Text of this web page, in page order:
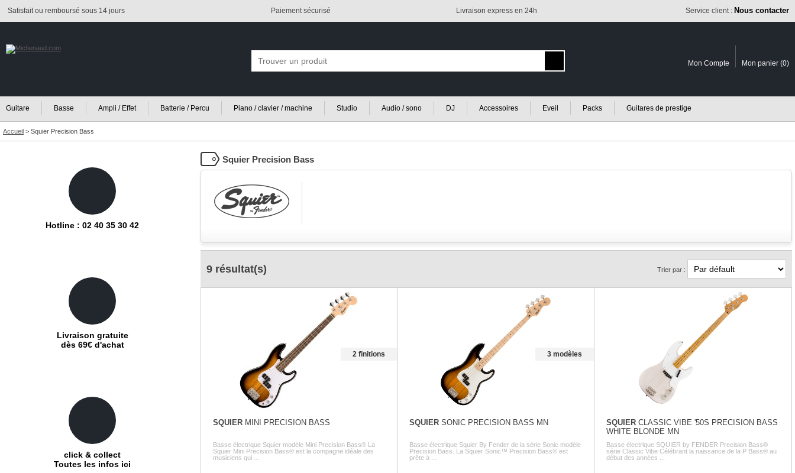
Satisfait ou remboursé sous 14 jours Paiement sécurisé Livraison express en 24h Service client : Nous contacter
Mon Compte Mon panier (0)
Guitare Basse Ampli / Effet Batterie / Percu Piano / clavier / machine Studio Audio / sono DJ Accessoires Eveil Packs Guitares de prestige
Accueil > Squier Precision Bass
Squier Precision Bass
9 résultat(s) Trier par :
2 finitions
SQUIERMINI PRECISION BASS
Basse électrique Squier modèle Mini Precision Bass® La
Squier Mini Precision Bass® est la compagne idéale des
musiciens qui ...
3 modèles
SQUIERSONIC PRECISION BASS MN
Basse électrique Squier By Fender de la série Sonic modèle
Precision Bass. La Squier Sonic™ Precision Bass® est
prête à ...
SQUIER CLASSIC VIBE '50S PRECISION BASS
WHITE BLONDE MN
Basse électrique SQUIER by FENDER Precision Bass®
série Classic Vibe Célébrant la naissance de la P Bass® au
début des années ...
Hotline : 02 40 35 30 42
Livraison gratuite
dès 69€ d'achat
click & collect
Toutes les infos ici